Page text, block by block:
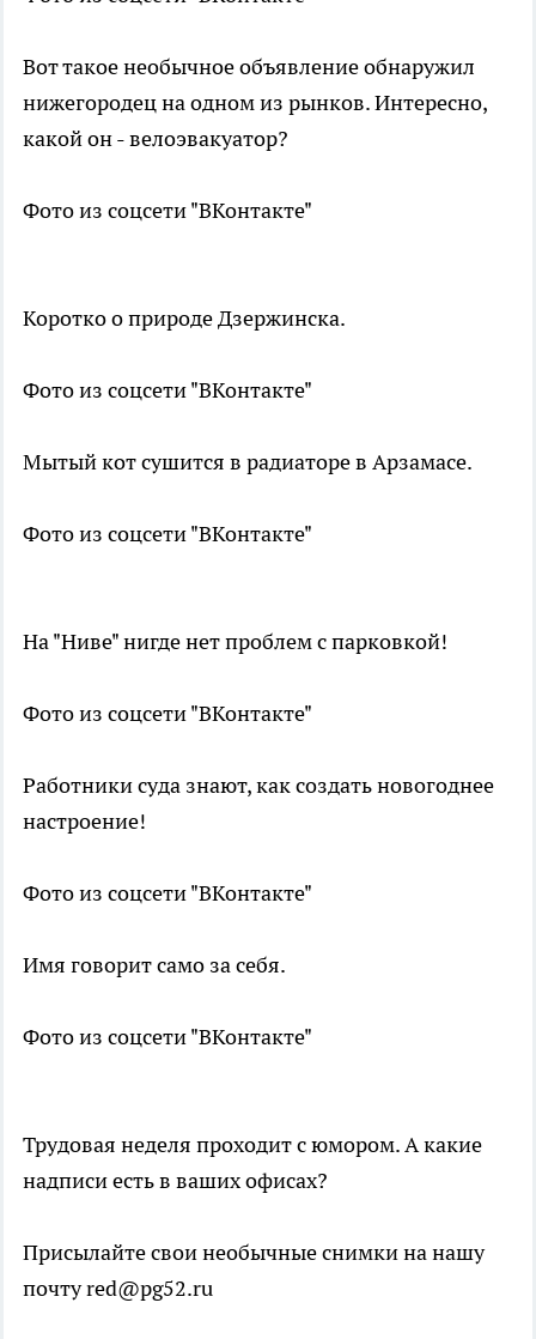
Вот такое необычное объявление обнаружил
нижегородец на одном из рынков. Интересно,
какой он - велоэвакуатор?
Фото из соцсети "ВКонтакте"
Коротко о природе Дзержинска.
Фото из соцсети "ВКонтакте"
Мытый кот сушится в радиаторе в Арзамасе.
Фото из соцсети "ВКонтакте"
На "Ниве" нигде нет проблем с парковкой!
Фото из соцсети "ВКонтакте"
Работники суда знают, как создать новогоднее
настроение!
Фото из соцсети "ВКонтакте"
Имя говорит само за себя.
Фото из соцсети "ВКонтакте"
Трудовая неделя проходит с юмором. А какие
надписи есть в ваших офисах?
Присылайте свои необычные снимки на нашу
почту red@pg52.ru